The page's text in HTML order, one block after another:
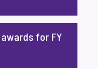
for FY